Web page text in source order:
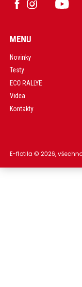
MENU
Novinky
Testy
ECO RALLYE
Videa
Kontakty
E-flotila © 2026,